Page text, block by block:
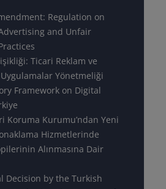
Regulation on
and Unfair
Ticari Reklam ve
Uygulamalar Yönetmeliği
Framework on Digital
Koruma Kurumu’ndan Yeni
Hizmetlerinde
Alınmasına Dair
Decision by the Turkish